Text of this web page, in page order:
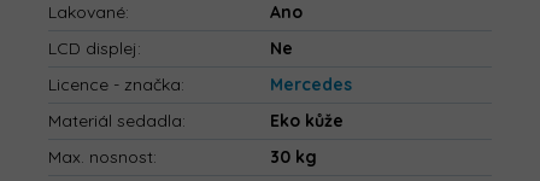
Lakované:
Ano
LCD displej:
Ne
Licence - značka:
Mercedes
Materiál sedadla:
Eko kůže
Max. nosnost:
30 kg